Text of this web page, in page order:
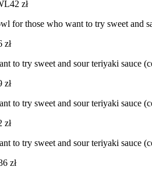
42 zł
for those who want to try sweet and
zł
to try sweet and sour teriyaki sauce
zł
to try sweet and sour teriyaki sauce
zł
to try sweet and sour teriyaki sauce
zł